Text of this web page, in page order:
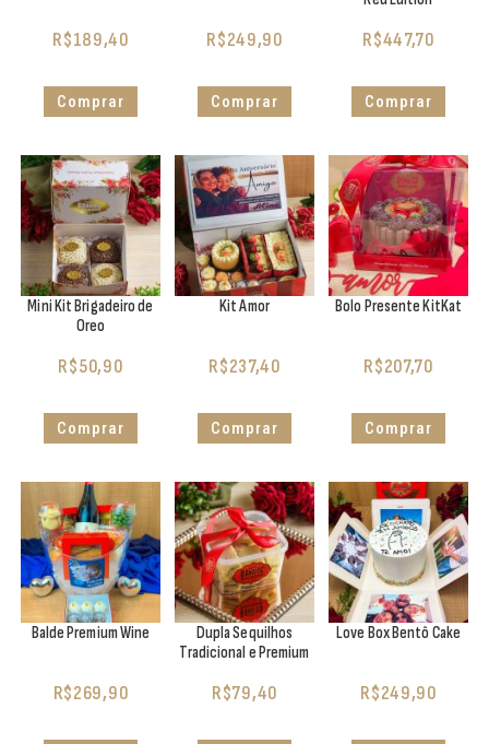
R$189,40
Comprar
R$249,90
Comprar
R$447,70
Comprar
Mini Kit Brigadeiro de
Oreo
R$50,90
Comprar
Kit Amor
R$237,40
Comprar
Bolo Presente KitKat
R$207,70
Comprar
Balde Premium Wine
R$269,90
Dupla Sequilhos
Tradicional e Premium
R$79,40
Love Box Bentô Cake
R$249,90